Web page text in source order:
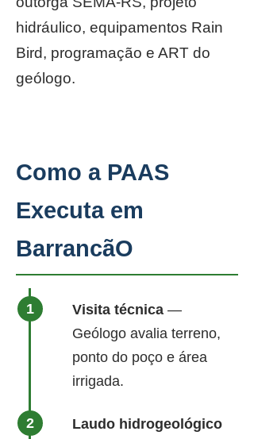
hidráulico, equipamentos Rain
Bird, programação e ART do
geólogo.
Como a PAAS
Executa em
BarrancãO
Visita técnica —
Geólogo avalia terreno,
ponto do poço e área
irrigada.
Laudo hidrogeológico